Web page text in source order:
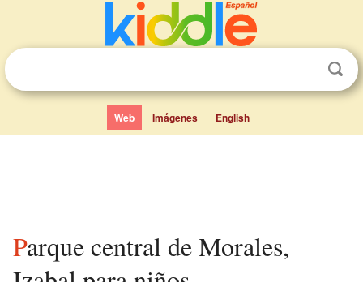
Web Imágenes English
Parque central de Morales,